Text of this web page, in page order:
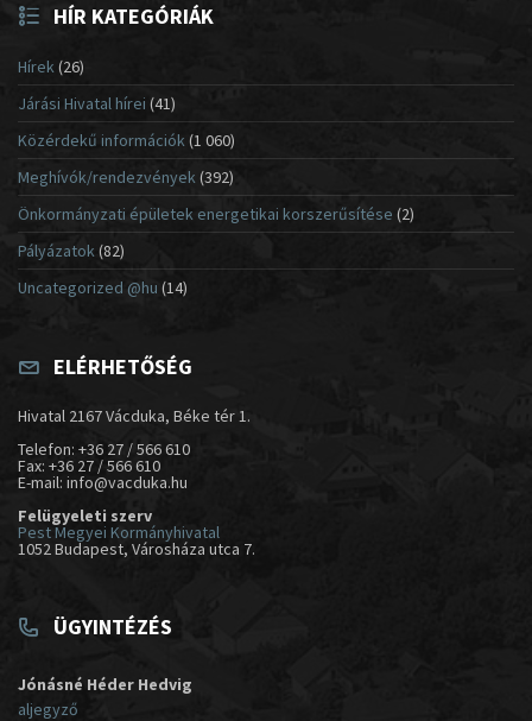
HÍR KATEGÓRIÁK
Hírek(26)
Járási Hivatal hírei (41)
Közérdekű információk(1 060)
Meghívók/rendezvények (392)
Önkormányzati épületek energetikai korszerűsítése (2)
Pályázatok (82)
Uncategorized @hu (14)
ELÉRHETŐSÉG
Hivatal 2167 Vácduka, Béke tér 1.
Telefon: +36 27 / 566 610
Fax: +36 27 / 566 610
E-mail: info@vacduka.hu
Felügyeleti szerv
Pest Megyei Kormányhivatal
1052 Budapest, Városháza utca 7.
ÜGYINTÉZÉS
Jónásné Héder Hedvig
aljegyző